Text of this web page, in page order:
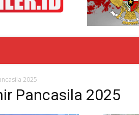
2025
Pancasila 2025